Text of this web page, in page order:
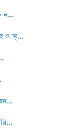
ন...
ও ভ্...